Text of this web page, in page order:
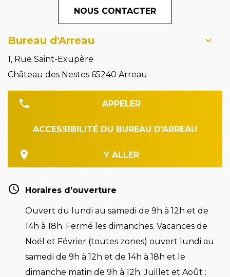
NOUS CONTACTER
Bureau d'Arreau
1, Rue Saint-Exupère
Château des Nestes 65240 Arreau
APPELER
ACCESSIBILITÉ DU BUREAU D'ARREAU
Y ALLER
Horaires d'ouverture
Ouvert du lundi au samedi de 9h à 12h et de
14h à 18h. Fermé les dimanches. Vacances de
Noël et Février (toutes zones) ouvert lundi au
samedi de 9h à 12h et de 14h à 18h et le
dimanche matin de 9h à 12h. Juillet et Août :